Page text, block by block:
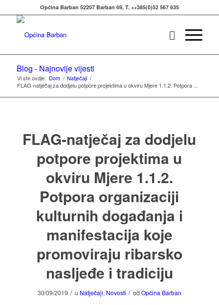
Općina Barban 52207 Barban 69, T. ++385(0)52 567 635
Blog - Najnovije vijesti
Vi ste ovdje: Dom / Natječaji /
FLAG-natječaj za dodjelu potpore projektima u okviru Mjere 1.1.2. Potpora ...
FLAG-natječaj za dodjelu
potpore projektima u
okviru Mjere 1.1.2.
Potpora organizaciji
kulturnih događanja i
manifestacija koje
promoviraju ribarsko
nasljeđe i tradiciju
30/09/2019 / u Natječaji, Novosti / od Općina Barban